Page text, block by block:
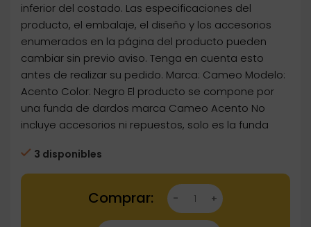
inferior del costado. Las especificaciones del
producto, el embalaje, el diseño y los accesorios
enumerados en la página del producto pueden
cambiar sin previo aviso. Tenga en cuenta esto
antes de realizar su pedido. Marca: Cameo Modelo:
Acento Color: Negro El producto se compone por
una funda de dardos marca Cameo Acento No
incluye accesorios ni repuestos, solo es la funda
3 disponibles
Dartstore Dardera Cameo Acento Negro